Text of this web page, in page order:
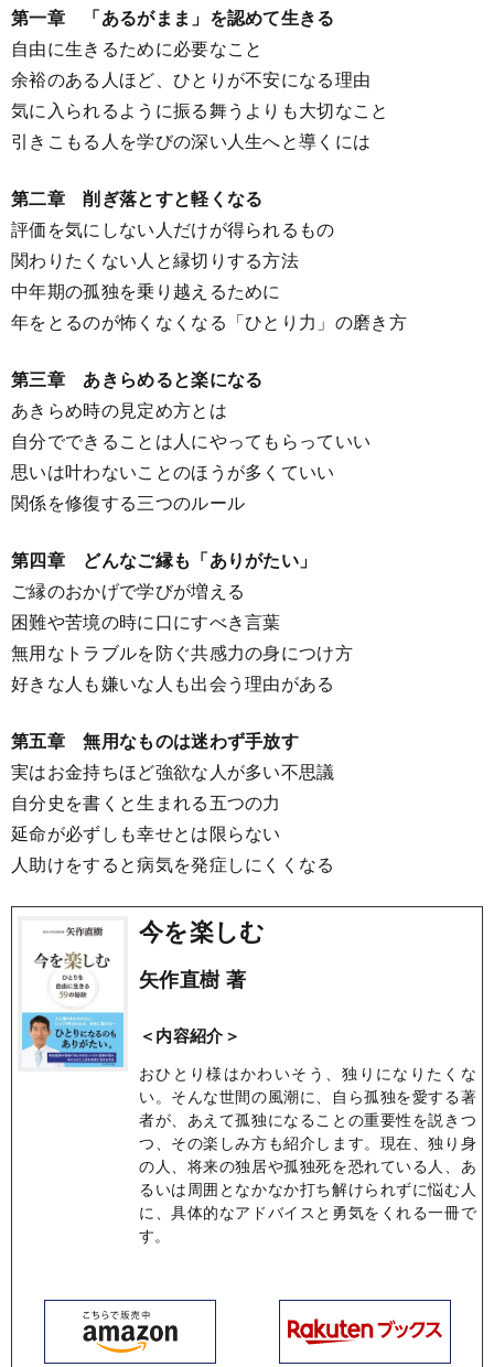
第一章 「あるがまま」を認めて生きる
自由に生きるために必要なこと
余裕のある人ほど、ひとりが不安になる理由
気に入られるように振る舞うよりも大切なこと
引きこもる人を学びの深い人生へと導くには
第二章 削ぎ落とすと軽くなる
評価を気にしない人だけが得られるもの
関わりたくない人と縁切りする方法
中年期の孤独を乗り越えるために
年をとるのが怖くなくなる「ひとり力」の磨き方
第三章 あきらめると楽になる
あきらめ時の見定め方とは
自分でできることは人にやってもらっていい
思いは叶わないことのほうが多くていい
関係を修復する三つのルール
第四章 どんなご縁も「ありがたい」
ご縁のおかげで学びが増える
困難や苦境の時に口にすべき言葉
無用なトラブルを防ぐ共感力の身につけ方
好きな人も嫌いな人も出会う理由がある
第五章 無用なものは迷わず手放す
実はお金持ちほど強欲な人が多い不思議
自分史を書くと生まれる五つの力
延命が必ずしも幸せとは限らない
人助けをすると病気を発症しにくくなる
今を楽しむ
矢作直樹 著
＜内容紹介＞
おひとり様はかわいそう、独りになりたくな
い。そんな世間の風潮に、自ら孤独を愛する著
者が、あえて孤独になることの重要性を説きつ
つ、その楽しみ方も紹介します。現在、独り身
の人、将来の独居や孤独死を恐れている人、あ
るいは周囲となかなか打ち解けられずに悩む人
に、具体的なアドバイスと勇気をくれる一冊で
す。